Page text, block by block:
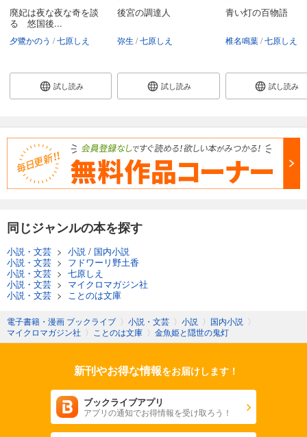
廃妃は夜な夜な奇を談
る 悠国後...
夕鷺かのう 七原しえ
試し読み
後宮の調達人
弥生 七原しえ
試し読み
青い灯の百物語
椎名鳴葉 七原しえ
試し読み
同じジャンルの本を探す
小説・文芸 > 小説 / 国内小説
小説・文芸 > フドワーリ野土香
小説・文芸 > 七原しえ
小説・文芸 > マイクロマガジン社
小説・文芸 > ことのは文庫
電子書籍・漫画 ブックライブ 〉 小説・文芸 〉 小説 〉 国内小説 〉
マイクロマガジン社 〉 ことのは文庫 〉 金魚姫と隠世の鬼灯
新刊やお得な情報をお届けします！
ブックライブアプリ
アプリの通知でお得情報を受け取ろう！